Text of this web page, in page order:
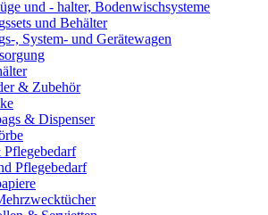
und - halter, Bodenwischsysteme
und Behälter
, System- und Gerätewagen
& Zubehör
& Dispenser
Pflegebedarf